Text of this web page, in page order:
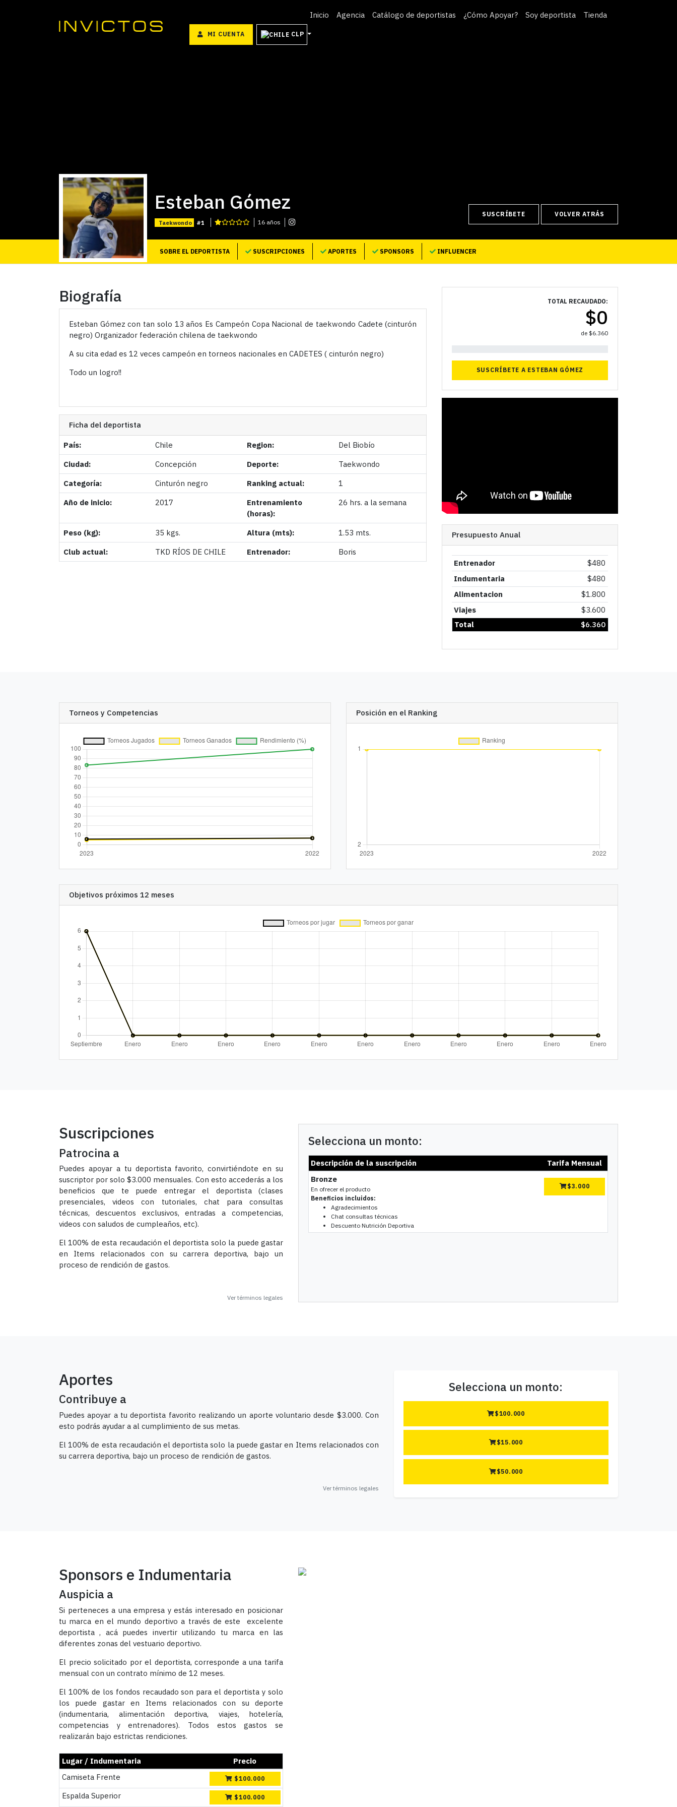
Inicio Agencia Catálogo de deportistas ¿Cómo Apoyar? Soy deportista Tienda
MI CUENTA CLP
Esteban Gómez
Taekwondo #1 16 años
SUSCRÍBETE VOLVER ATRÁS
SOBRE EL DEPORTISTA SUSCRIPCIONES APORTES SPONSORS INFLUENCER
Biografía
Esteban Gómez con tan solo 13 años Es Campeón Copa Nacional de taekwondo Cadete (cinturón
negro) Organizador federación chilena de taekwondo
A su cita edad es 12 veces campeón en torneos nacionales en CADETES ( cinturón negro)
Todo un logro!!
Ficha del deportista
País: Chile Region:
Del Biobío
Ciudad:
Concepción Deporte:
Taekwondo
Categoría:
Cinturón negro Ranking actual:
1
Año de inicio:
2017
Entrenamiento
(horas):
26 hrs. a la semana
Peso (kg): 35 kgs. Altura (mts):
1.53 mts.
Club actual:
TKD RÍOS DE CHILE Entrenador: Boris
TOTAL RECAUDADO:
$0
de$6.360
SUSCRÍBETE A ESTEBAN GÓMEZ
Presupuesto Anual
Entrenador $480
Indumentaria
$480
Alimentacion
$1.800
Viajes
$3.600
Total
$6.360
Torneos y Competencias Posición en el Ranking
Objetivos próximos 12 meses
Suscripciones
Patrocina a
Puedes apoyar a tu deportista favorito, convirtiéndote en su
suscriptor por solo $3.000 mensuales. Con esto accederás a los
beneficios que te puede entregar el deportista (clases
presenciales, videos con tutoriales, chat para consultas
técnicas, descuentos exclusivos, entradas a competencias,
videos con saludos de cumpleaños, etc).
El 100% de esta recaudación el deportista solo la puede gastar
en Items relacionados con su carrera deportiva, bajo un
proceso de rendición de gastos.
Ver términos legales
Selecciona un monto:
Descripción de la suscripción
Tarifa Mensual
Bronze
En ofrecer el producto
Beneficios incluidos:
Agradecimientos
Chat consultas técnicas
Descuento Nutrición Deportiva
$3.000
Aportes
Contribuye a
Puedes apoyar a tu deportista favorito realizando un aporte voluntario desde $3.000. Con
esto podrás ayudar a al cumplimiento de sus metas.
El 100% de esta recaudación el deportista solo la puede gastar en Items relacionados con
su carrera deportiva, bajo un proceso de rendición de gastos.
Ver términos legales
Selecciona un monto:
$100.000
$15.000
$50.000
Sponsors e Indumentaria
Auspicia a
Si perteneces a una empresa y estás interesado en posicionar
tu marca en el mundo deportivo a través de este excelente
deportista , acá puedes invertir utilizando tu marca en las
diferentes zonas del vestuario deportivo.
El precio solicitado por el deportista, corresponde a una tarifa
mensual con un contrato mínimo de 12 meses.
El 100% de los fondos recaudado son para el deportista y solo
los puede gastar en Items relacionados con su deporte
(indumentaria, alimentación deportiva, viajes, hotelería,
competencias y entrenadores). Todos estos gastos se
realizarán bajo estrictas rendiciones.
Lugar / Indumentaria
Precio
Camiseta Frente
$100.000
Espalda Superior $100.000